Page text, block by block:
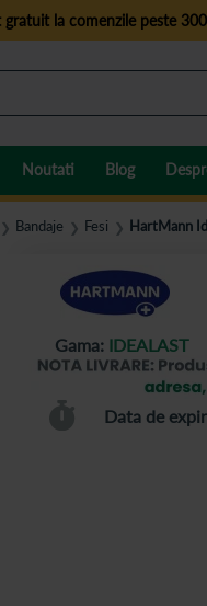
gratuit la comenzile peste
Noutati Blog
❯ Bandaje ❯ Fesi ❯ HartMann
Gama: IDEALAST
Data de